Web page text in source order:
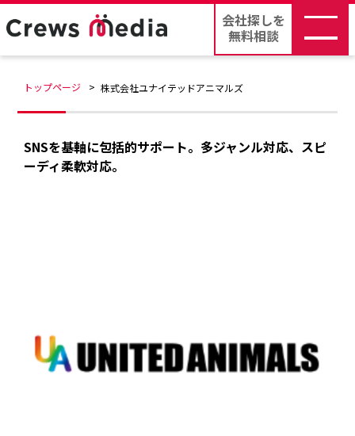
会社探しを
無料相談
トップページ 株式会社ユナイテッドアニマルズ
SNSを基軸に包括的サポート。多ジャンル対応、スピ
ーディ柔軟対応。